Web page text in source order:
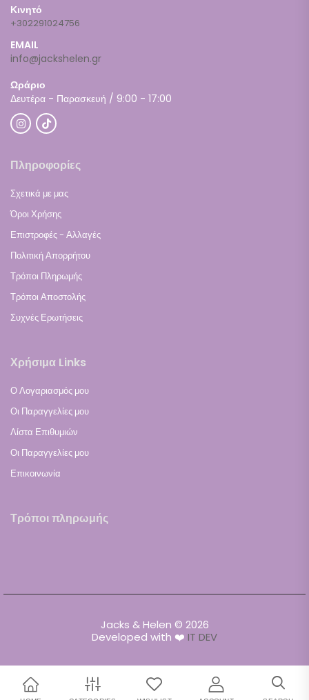
Κινητό
+302291024756
EMAIL
info@jackshelen.gr
Ωράριο
Δευτέρα - Παρασκευή / 9:00 - 17:00
Πληροφορίες
Σχετικά με μας
Όροι Χρήσης
Επιστροφές - Αλλαγές
Πολιτική Απορρήτου
Τρόποι Πληρωμής
Τρόποι Αποστολής
Συχνές Ερωτήσεις
Χρήσιμα Links
Ο Λογαριασμός μου
Οι Παραγγελίες μου
Λίστα Επιθυμιών
Οι Παραγγελίες μου
Επικοινωνία
Τρόποι πληρωμής
Jacks & Helen © 2026
Developed with ❤️ IT DEV